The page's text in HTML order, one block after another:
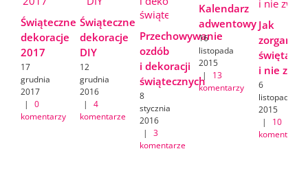
Świąteczne
dekoracje
2017
17
grudnia
2017
|
0
komentarzy
Świąteczne
dekoracje
DIY
12
grudnia
2016
|
4
komentarze
Przechowywanie
ozdób
i dekoracji
świątecznych
8
stycznia
2016
|
3
komentarze
Kalendarz
adwentowy
16
listopada
2015
|
13
komentarzy
Jak
święta
i nie
6
listopada
2015
|
10
komentarzy